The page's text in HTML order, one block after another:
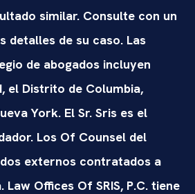
similar. Consulte con un
detalles de su caso. Las
de abogados incluyen
el Distrito de Columbia,
York. El Sr. Sris es el
Los Of Counsel del
externos contratados a
Offices Of SRIS, P.C. tiene